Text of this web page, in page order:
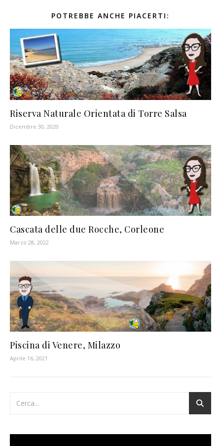
POTREBBE ANCHE PIACERTI:
Riserva Naturale Orientata di Torre Salsa
Dicembre 30, 2020
Cascata delle due Rocche, Corleone
Marzo 28, 2022
Piscina di Venere, Milazzo
Aprile 16, 2021